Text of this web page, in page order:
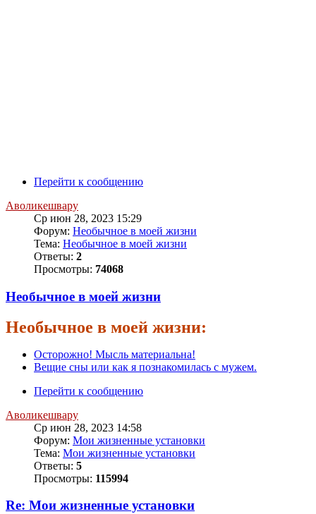
Перейти к сообщению
Аволикешвару
Ср июн 28, 2023 15:29
Форум: Необычное в моей жизни
Тема: Необычное в моей жизни
Ответы: 2
Просмотры: 74068
Необычное в моей жизни
Необычное в моей жизни:
Осторожно! Мысль материальна!
Вещие сны или как я познакомилась с мужем.
Перейти к сообщению
Аволикешвару
Ср июн 28, 2023 14:58
Форум: Мои жизненные установки
Тема: Мои жизненные установки
Ответы: 5
Просмотры: 115994
Re: Мои жизненные установки